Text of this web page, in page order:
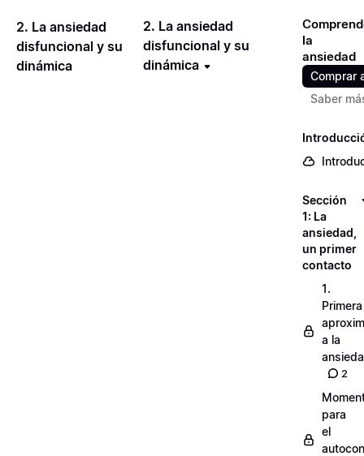
2. La ansiedad
disfuncional y su
dinámica
2. La ansiedad
disfuncional y su
dinámica
la
ansiedad
Comprar
Saber
Sección
1: La
ansiedad,
un primer
contacto
1.
Primera
a la
2
para
el